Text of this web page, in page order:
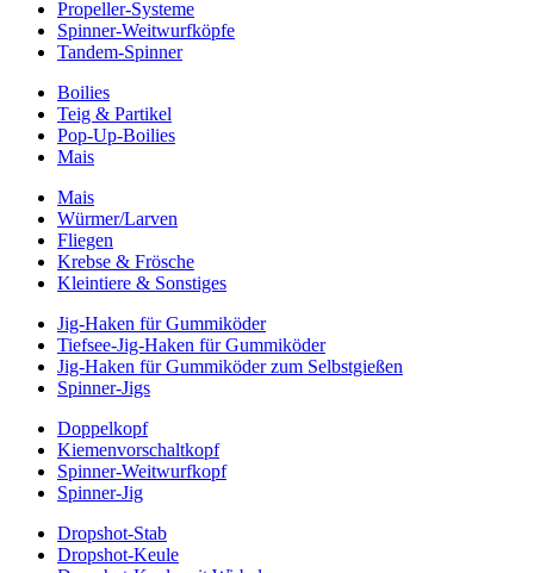
Propeller-Systeme
Spinner-Weitwurfköpfe
Tandem-Spinner
Boilies
Teig & Partikel
Pop-Up-Boilies
Mais
Mais
Würmer/Larven
Fliegen
Krebse & Frösche
Kleintiere & Sonstiges
Jig-Haken für Gummiköder
Tiefsee-Jig-Haken für Gummiköder
Jig-Haken für Gummiköder zum Selbstgießen
Spinner-Jigs
Doppelkopf
Kiemenvorschaltkopf
Spinner-Weitwurfkopf
Spinner-Jig
Dropshot-Stab
Dropshot-Keule